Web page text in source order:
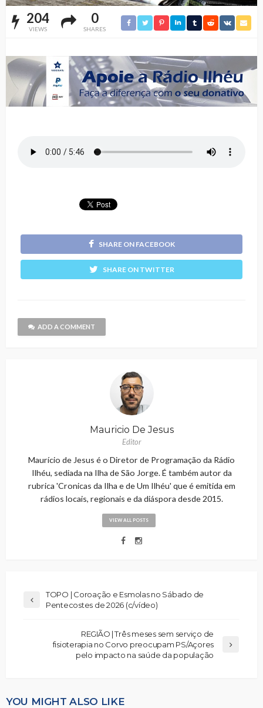
204
VIEWS
0
SHARES
SHARE ON FACEBOOK
SHARE ON TWITTER
ADD A COMMENT
Mauricio De Jesus
Editor
Maurício de Jesus é o Diretor de Programação da Rádio
Ilhéu, sediada na Ilha de São Jorge. É também autor da
rubrica 'Cronicas da Ilha e de Um Ilhéu' que é emitida em
rádios locais, regionais e da diáspora desde 2015.
VIEW ALL POSTS
TOPO | Coroação e Esmolas no Sábado de
Pentecostes de 2026 (c/vídeo)
REGIÃO | Três meses sem serviço de
fisioterapia no Corvo preocupam PS/Açores
pelo impacto na saúde da população
YOU MIGHT ALSO LIKE